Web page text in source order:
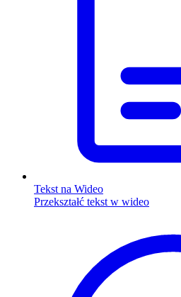
Tekst na Wideo
Przekształć tekst w wideo